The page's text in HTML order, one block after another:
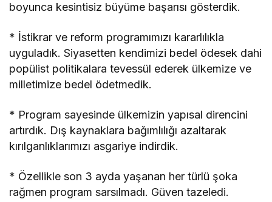
boyunca kesintisiz büyüme başarısı gösterdik.
* İstikrar ve reform programımızı kararlılıkla
uyguladık. Siyasetten kendimizi bedel ödesek dahi
popülist politikalara tevessül ederek ülkemize ve
milletimize bedel ödetmedik.
* Program sayesinde ülkemizin yapısal direncini
artırdık. Dış kaynaklara bağımlılığı azaltarak
kırılganlıklarımızı asgariye indirdik.
* Özellikle son 3 ayda yaşanan her türlü şoka
rağmen program sarsılmadı. Güven tazeledi.